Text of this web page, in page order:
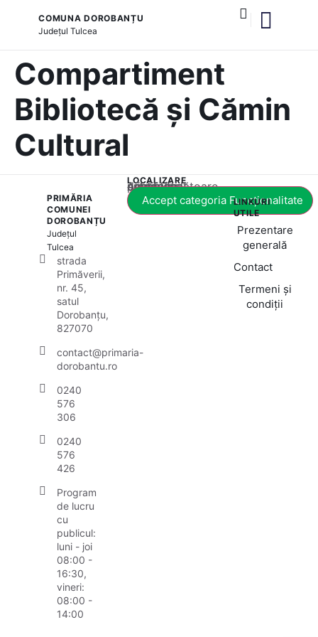
COMUNA DOROBANȚU
JudețulTulcea
Compartiment
Bibliotecă și Cămin
Cultural
PRIMĂRIA
COMUNEI
DOROBANȚU
Județul
Tulcea
strada
Primăverii,
nr. 45,
satul
Dorobanțu,
827070
contact@primaria-
dorobantu.ro
0240
576
306
0240
576
426
Program
de lucru
cu
publicul:
luni - joi
08:00 -
16:30,
vineri:
08:00 -
14:00
LOCALIZARE
Acest conținut este blocat până când acceptați categoria corespunzătoare de cookie-uri.
Accept categoria Funcționalitate
LINKURI
UTILE
Prezentare
generală
Contact
Termeni și
condiții